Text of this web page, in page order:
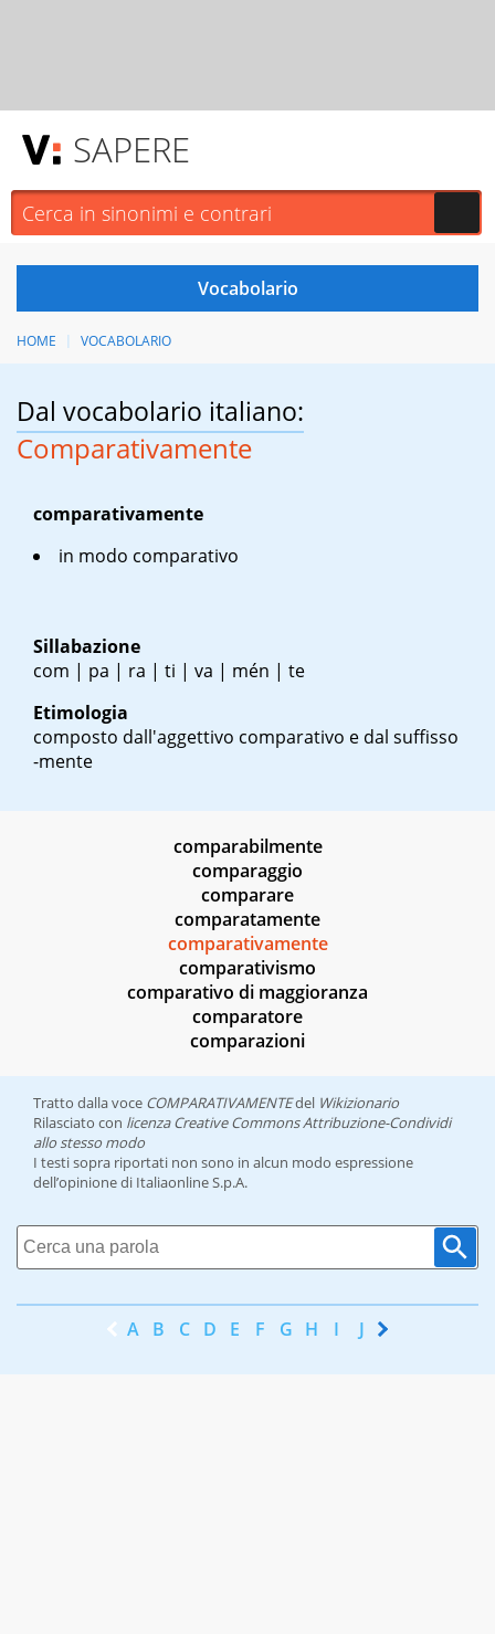
SAPERE
HOME VOCABOLARIO
Dal vocabolario italiano:
Comparativamente
comparativamente
in modo comparativo
Sillabazione
com | pa | ra | ti | va | mén | te
Etimologia
composto dall'aggettivo comparativo e dal suffisso
-mente
comparabilmente
comparaggio
comparare
comparatamente
comparativamente
comparativismo
comparativo di maggioranza
comparatore
comparazioni
Tratto dalla voce COMPARATIVAMENTEdel Wikizionario
Rilasciato con licenza Creative Commons Attribuzione-Condividi
allo stesso modo
I testi sopra riportati non sono in alcun modo espressione
dell’opinione di Italiaonline S.p.A.
A B C D E F G H I J K